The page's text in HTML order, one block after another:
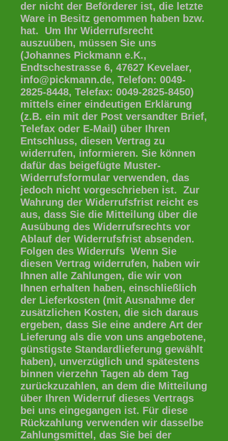
der nicht der Beförderer ist, die letzte
Ware in Besitz genommen haben bzw.
hat. Um Ihr Widerrufsrecht
auszuüben, müssen Sie uns
(Johannes Pickmann e.K.,
Endtschestrasse 6, 47627 Kevelaer,
info@pickmann.de, Telefon: 0049-
2825-8448, Telefax: 0049-2825-8450)
mittels einer eindeutigen Erklärung
(z.B. ein mit der Post versandter Brief,
Telefax oder E-Mail) über Ihren
Entschluss, diesen Vertrag zu
widerrufen, informieren. Sie können
dafür das beigefügte Muster-
Widerrufsformular verwenden, das
jedoch nicht vorgeschrieben ist. Zur
Wahrung der Widerrufsfrist reicht es
aus, dass Sie die Mitteilung über die
Ausübung des Widerrufsrechts vor
Ablauf der Widerrufsfrist absenden.
Folgen des Widerrufs Wenn Sie
diesen Vertrag widerrufen, haben wir
Ihnen alle Zahlungen, die wir von
Ihnen erhalten haben, einschließlich
der Lieferkosten (mit Ausnahme der
zusätzlichen Kosten, die sich daraus
ergeben, dass Sie eine andere Art der
Lieferung als die von uns angebotene,
günstigste Standardlieferung gewählt
haben), unverzüglich und spätestens
binnen vierzehn Tagen ab dem Tag
zurückzuzahlen, an dem die Mitteilung
über Ihren Widerruf dieses Vertrags
bei uns eingegangen ist. Für diese
Rückzahlung verwenden wir dasselbe
Zahlungsmittel, das Sie bei der